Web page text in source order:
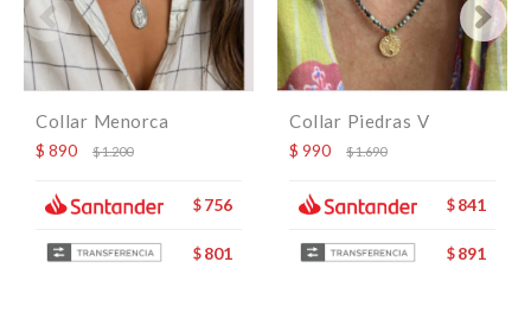
Collar Menorca
$ 890 $1.200
$ 756
$ 801
Collar Piedras V
$ 990 $1.690
$ 841
$ 891